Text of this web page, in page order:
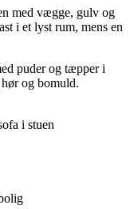
med vægge, gulv og
i et lyst rum, mens en
puder og tæpper i
og bomuld.
i stuen